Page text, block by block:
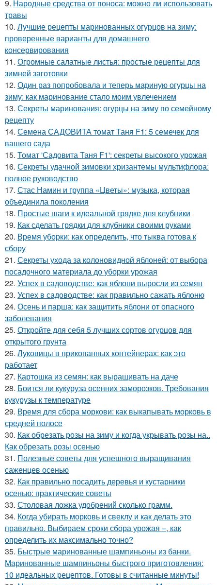
9. Народные средства от поноса: можно ли использовать
травы
10. Лучшие рецепты маринованных огурцов на зиму:
проверенные варианты для домашнего
консервирования
11. Огромные салатные листья: простые рецепты для
зимней заготовки
12. Один раз попробовала и теперь мариную огурцы на
зиму: как маринование стало моим увлечением
13. Секреты маринования: огурцы на зиму по семейному
рецепту
14. Семена САДОВИТА томат Таня F1: 5 семечек для
вашего сада
15. Томат 'Садовита Таня F1': секреты высокого урожая
16. Секреты удачной зимовки хризантемы мультифлора:
полное руководство
17. Стас Намин и группа «Цветы»: музыка, которая
объединила поколения
18. Простые шаги к идеальной грядке для клубники
19. Как сделать грядки для клубники своими руками
20. Время уборки: как определить, что тыква готова к
сбору
21. Секреты ухода за колоновидной яблоней: от выбора
посадочного материала до уборки урожая
22. Успех в садоводстве: как яблони выросли из семян
23. Успех в садоводстве: как правильно сажать яблоню
24. Осень и парша: как защитить яблони от опасного
заболевания
25. Откройте для себя 5 лучших сортов огурцов для
открытого грунта
26. Луковицы в прикопанных контейнерах: как это
работает
27. Картошка из семян: как выращивать на даче
28. Боится ли кукуруза осенних заморозков. Требования
кукурузы к температуре
29. Время для сбора моркови: как выкапывать морковь в
средней полосе
30. Как обрезать розы на зиму и когда укрывать розы на..
Как обрезать розы осенью
31. Полезные советы для успешного выращивания
саженцев осенью
32. Как правильно посадить деревья и кустарники
осенью: практические советы
33. Столовая ложка удобрений сколько грамм.
34. Когда убирать морковь и свеклу и как делать это
правильно. Выбираем сроки сбора урожая –, как
определить их максимально точно?
35. Быстрые маринованные шампиньоны из банки.
Маринованные шампиньоны быстрого приготовления:
10 идеальных рецептов. Готовы в считанные минуты!